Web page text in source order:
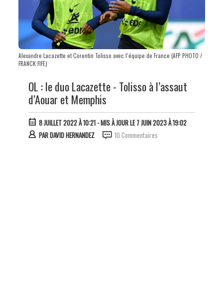
Alexandre Lacazette et Corentin Tolisso avec l’équipe de France (AFP PHOTO /
FRANCK FIFE)
OL : le duo Lacazette - Tolisso à l’assaut
d’Aouar et Memphis
8 JUILLET 2022 À 10:21- MIS À JOUR LE 7 JUIN 2023 À 19:02
PARDAVID HERNANDEZ 10 Commentaires